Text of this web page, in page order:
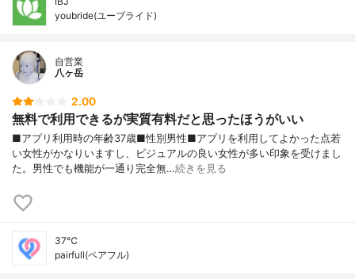
youbride(ユーブライド)
自営業
八ヶ岳
2.00
無料で利用できるが実質有料だと思ったほうがいい
■アプリ利用時の年齢37歳■性別男性■アプリを利用してよかった点若
い女性がかなりいますし、ビジュアルの良い女性が多い印象を受けまし
た。男性でも機能が一通り完全無…続きを見る
37℃
pairfull(ペアフル)